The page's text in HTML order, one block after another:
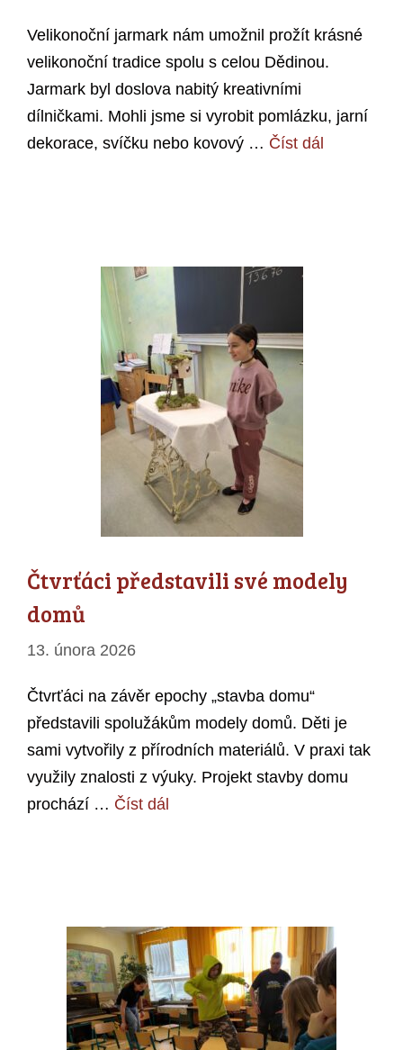
Velikonoční jarmark nám umožnil prožít krásné
velikonoční tradice spolu s celou Dědinou.
Jarmark byl doslova nabitý kreativními
dílničkami. Mohli jsme si vyrobit pomlázku, jarní
dekorace, svíčku nebo kovový … Číst dál
Čtvrťáci představili své modely
domů
13. února 2026
Čtvrťáci na závěr epochy „stavba domu“
představili spolužákům modely domů. Děti je
sami vytvořily z přírodních materiálů. V praxi tak
využily znalosti z výuky. Projekt stavby domu
prochází … Číst dál